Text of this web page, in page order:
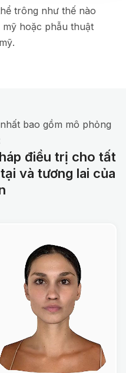
trông như thế nào
hoặc phẫu thuật
bao gồm mô phỏng
điều trị cho tất
và tương lai của